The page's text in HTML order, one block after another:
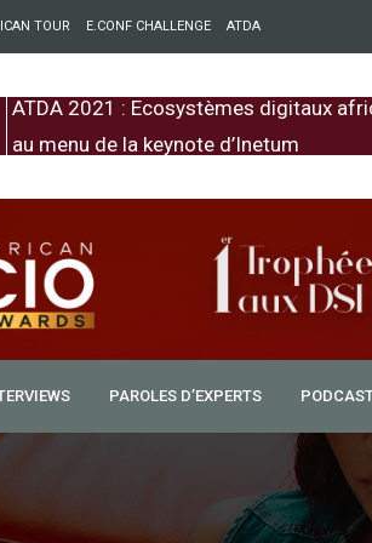
TOUR E.CONF CHALLENGE ATDA
ATDA 2021 : Ecosystèmes digitaux
au menu de la keynote d’Inetum
PAROLES D’EXPERTS
numérique
programmes majeurs dans le